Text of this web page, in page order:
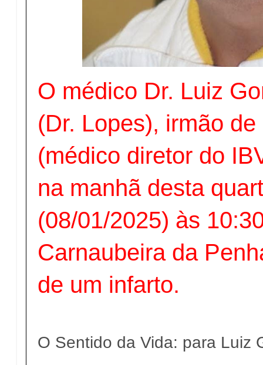
O médico Dr. Luiz
(Dr. Lopes), irmão
(médico diretor do
na manhã desta
(08/01/2025) às
Carnaubeira da
de um infarto.
O Sentido da Vida: para Luiz